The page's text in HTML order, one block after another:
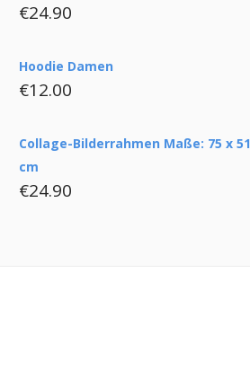
€24.90
Hoodie Damen
€12.00
Collage-Bilderrahmen Maße: 75 x 51
cm
€24.90